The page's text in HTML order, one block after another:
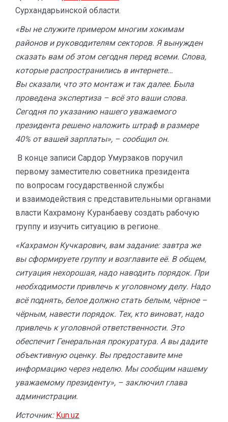
Сурхандарьинской области.
«Вы не служите примером многим хокимам
районов и руководителям секторов. Я вынужден
сказать вам об этом сегодня перед всеми. Слова,
которые распространились в интернете…
Вы сказали, что это монтаж и так далее. Была
проведена экспертиза – всё это ваши слова.
Сегодня по указанию нашего уважаемого
президента решено наложить штраф в размере
40% от вашей зарплаты», – сообщил он.
В конце записи Сардор Умурзаков поручил
первому заместителю советника президента
по вопросам государственной службы
и взаимодействия с представительными органами
власти Кахрамону Куранбаеву создать рабочую
группу и изучить ситуацию в регионе.
«Кахрамон Кучкарович, вам задание: завтра же
вы сформируете группу и возглавите её. В общем,
ситуация нехорошая, надо наводить порядок. При
необходимости привлечь к уголовному делу. Надо
всё поднять, белое должно стать белым, чёрное –
чёрным, навести порядок. Тех, кто виноват, надо
привлечь к уголовной ответственности. Это
обеспечит Генеральная прокуратура. А вы дадите
объективную оценку. Вы предоставите мне
информацию через неделю. Мы сообщим нашему
уважаемому президенту», – заключил глава
администрации.
Источник: Kun.uz